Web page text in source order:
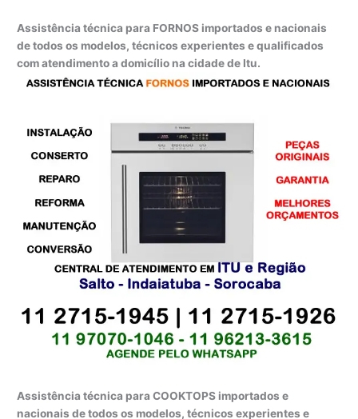
Assistência técnica para FORNOS importados e nacionais
de todos os modelos, técnicos experientes e qualificados
com atendimento a domicílio na cidade de Itu.
Assistência técnica para COOKTOPS importados e
nacionais de todos os modelos, técnicos experientes e